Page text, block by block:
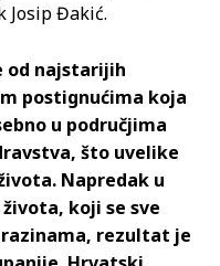
Josip Đakić.
od najstarijih
postignućima koja
u područjima
što uvelike
Napredak u
koji se sve
rezultat je